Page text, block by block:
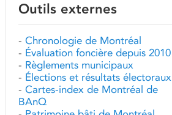
Outils externes
- Chronologie de Montréal
- Évaluation foncière depuis 2010
- Règlements municipaux
- Élections et résultats électoraux
- Cartes-index de Montréal de
BAnQ